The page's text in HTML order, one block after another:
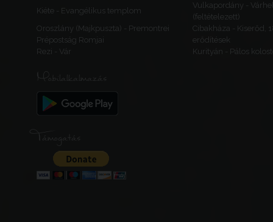
Kiéte - Evangélikus templom
Vulkapordány -
(feltételezett)
Oroszlány (Majkpuszta) - Premontrei
Prépostság Romjai
Cibakháza - Kiserőd,
erődítések
Rezi - Vár
Kurityán - Pálos
Mobilalkalmazás
Támogatás